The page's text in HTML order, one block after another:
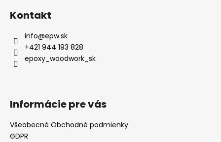
Kontakt
info@epw.sk
+421 944 193 828
epoxy_woodwork_sk
Informácie pre vás
Všeobecné Obchodné podmienky
GDPR